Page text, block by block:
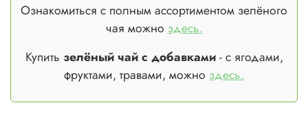
Ознакомиться с полным ассортиментом зелёного
чая можно здесь.
Купить зелёный чай с добавками- с ягодами,
фруктами, травами, можно здесь.